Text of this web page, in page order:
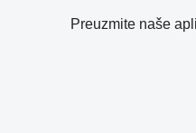
Preuzmite naše